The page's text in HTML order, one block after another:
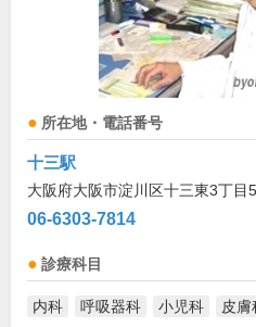
所在地・電話番号
十三駅
大阪府大阪市淀川区十三東3丁目
06-6303-7814
診療科目
内科 呼吸器科 小児科 皮膚